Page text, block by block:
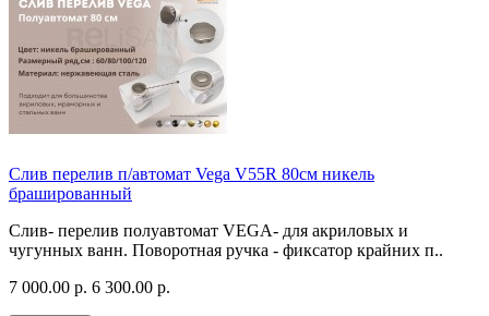
Слив перелив п/автомат Vega V55R 80см никель
брашированный
Слив- перелив полуавтомат VEGA- для акриловых и
чугунных ванн. Поворотная ручка - фиксатор крайних п..
7 000.00 р. 6 300.00 р.